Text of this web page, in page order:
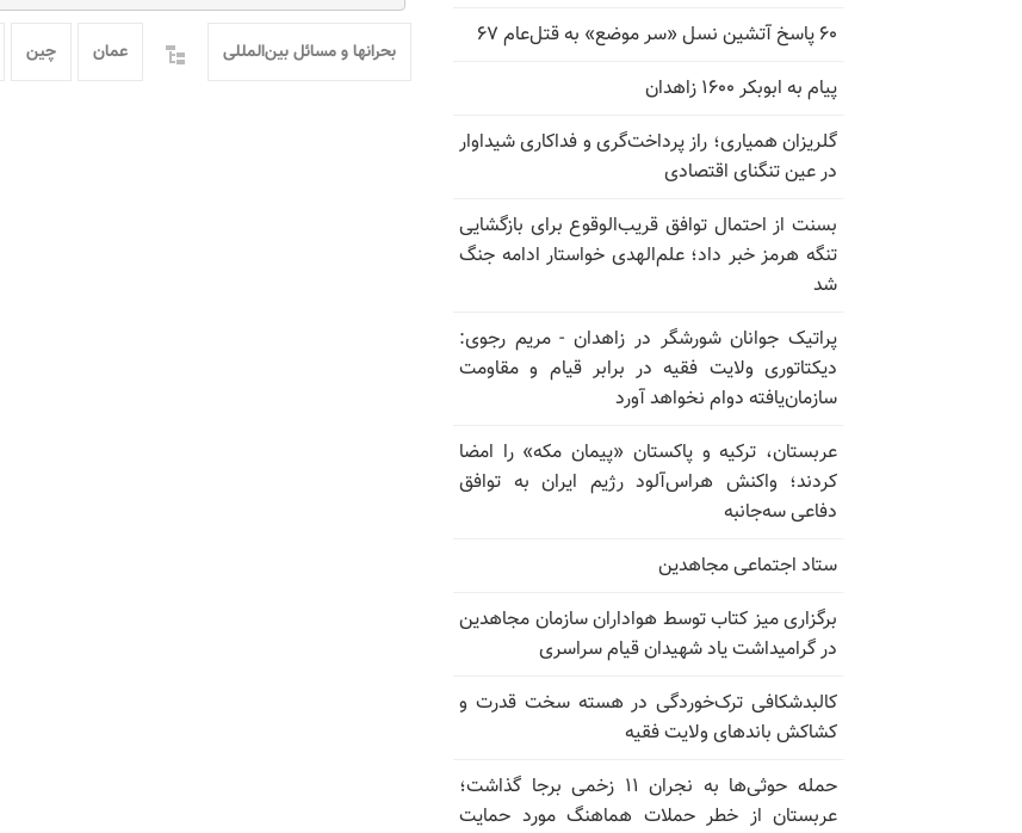
عمان چین بحرانها و مسائل بین‌المللی
۶۰ پاسخ آتشین نسل «سر موضع» به قتل‌عام ۶۷
پیام به ابوبکر ۱۶۰۰ زاهدان
گلریزان همیاری؛ راز پرداخت‌گری و فداکاری شیداوار
در عین تنگنای اقتصادی
بسنت از احتمال توافق قریب‌الوقوع برای بازگشایی
تنگه هرمز خبر داد؛ علم‌الهدی خواستار ادامه جنگ
شد
پراتیک جوانان شورشگر در زاهدان - مریم رجوی:
دیکتاتوری ولایت فقیه در برابر قیام و مقاومت
سازمان‌یافته دوام نخواهد آورد
عربستان، ترکیه و پاکستان «پیمان مکه» را امضا
کردند؛ واکنش هراس‌آلود رژیم ایران به توافق
دفاعی سه‌جانبه
ستاد اجتماعی مجاهدین
برگزاری میز کتاب توسط هواداران سازمان مجاهدین
در گرامیداشت یاد شهیدان قیام سراسری
کالبدشکافی ترک‌خوردگی در هسته سخت قدرت و
کشاکش باندهای ولایت فقیه
حمله حوثی‌ها به نجران ۱۱ زخمی برجا گذاشت؛
عربستان از خطر حملات هماهنگ مورد حمایت